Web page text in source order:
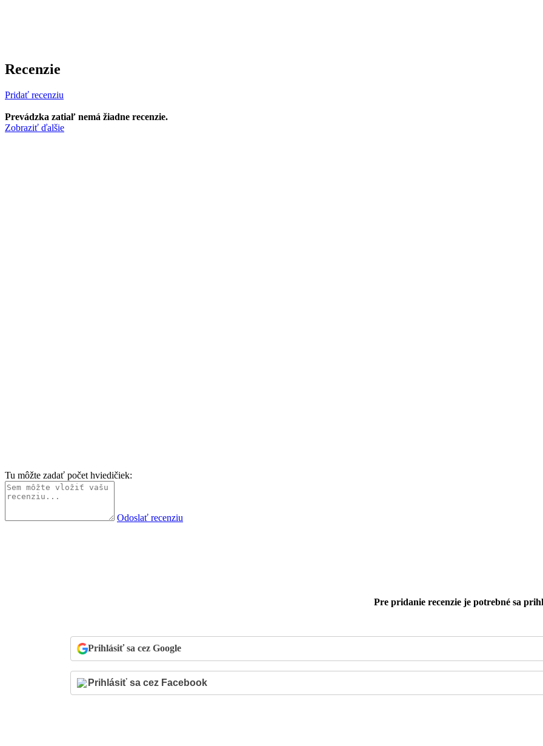
Recenzie
Pridať recenziu
Prevádzka zatiaľ nemá žiadne recenzie.
Zobraziť ďalšie
Tu môžte zadať počet hviedičiek:
Odoslať recenziu
Pre pridanie recenzie je potrebné sa
Prihlásiť sa cez Google